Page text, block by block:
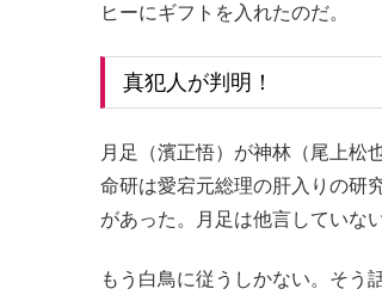
ヒーにギフトを入れたのだ。
真犯人が判明！
月足（濱正悟）が神林（尾上松
命研は愛宕元総理の肝入りの研
があった。月足は他言していな
もう白鳥に従うしかない。そう